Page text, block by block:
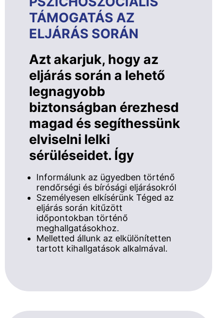
TÁMOGATÁS AZ
ELJÁRÁS SORÁN
Azt akarjuk, hogy az
eljárás során a lehető
legnagyobb
biztonságban érezhesd
magad és segíthessünk
elviselni lelki
sérüléseidet. Így
Informálunk az ügyedben történő
rendőrségi és bírósági eljárásokról
Személyesen elkísérünk Téged az
eljárás során kitűzött
időpontokban történő
meghallgatásokhoz.
Melletted állunk az elkülönítetten
tartott kihallgatások alkalmával.